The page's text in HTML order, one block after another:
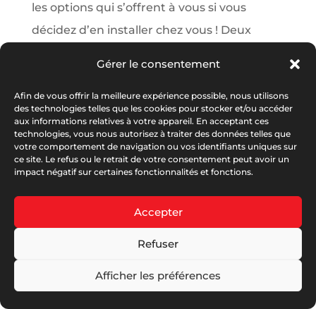
Gérer le consentement
Afin de vous offrir la meilleure expérience possible, nous utilisons
des technologies telles que les cookies pour stocker et/ou accéder
aux informations relatives à votre appareil. En acceptant ces
technologies, vous nous autorisez à traiter des données telles que
votre comportement de navigation ou vos identifiants uniques sur
ce site. Le refus ou le retrait de votre consentement peut avoir un
impact négatif sur certaines fonctionnalités et fonctions.
Accepter
Refuser
Afficher les préférences
les options qui s’offrent à vous si vous
décidez d’en installer chez vous ! Deux
© Serplaste 2026 | Créé par Antoine PERRY
Mentions Légales|C.G.V Serplaste|C.G.V Serbois|